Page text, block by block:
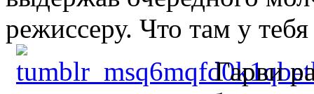
режиссеру. Что там у
Гарви